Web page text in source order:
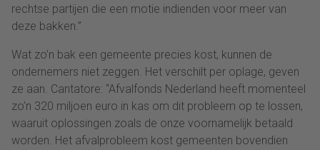
rechtse partijen die een motie indienden voor meer van
deze bakken.”
Wat zo’n bak een gemeente precies kost, kunnen de
ondernemers niet zeggen. Het verschilt per oplage, geven
ze aan. Cantatore: “Afvalfonds Nederland heeft momenteel
zo’n 320 miljoen euro in kas om dit probleem op te lossen,
waaruit oplossingen zoals de onze voornamelijk betaald
worden. Het afvalprobleem kost gemeenten bovendien